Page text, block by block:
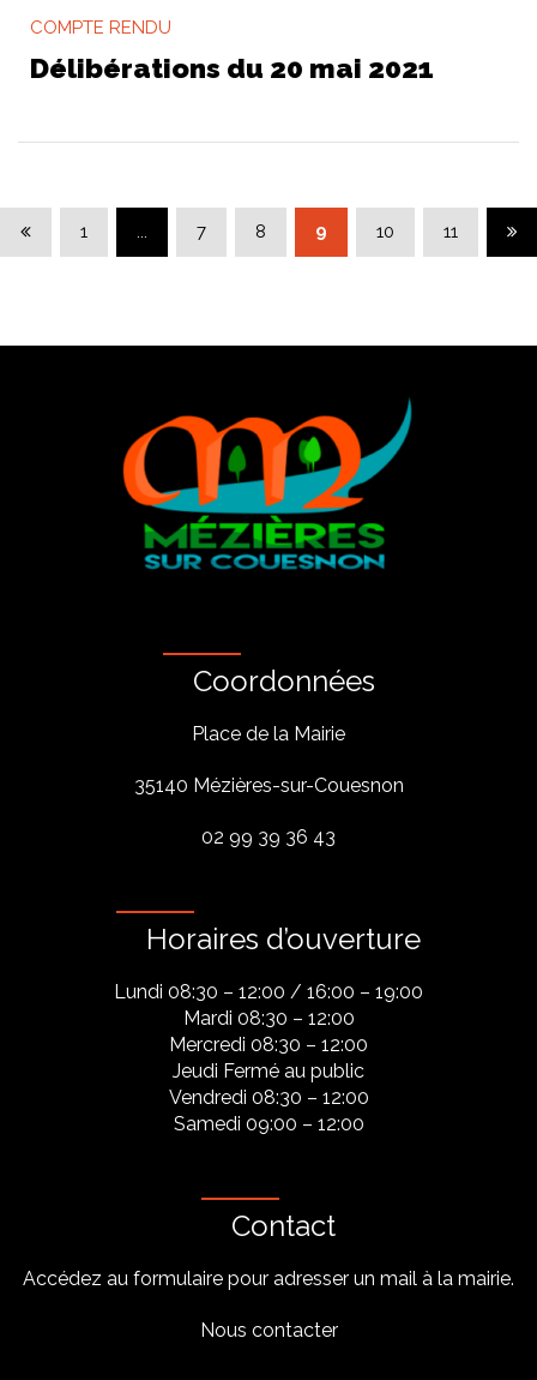
COMPTE RENDU
Délibérations du 20 mai 2021
Page précédente
1 ... 7 8 9 10 11
Coordonnées
Place de la Mairie
35140 Mézières-sur-Couesnon
02 99 39 36 43
Horaires d’ouverture
Lundi 08:30 – 12:00 / 16:00 – 19:00
Mardi 08:30 – 12:00
Mercredi 08:30 – 12:00
Jeudi Fermé au public
Vendredi 08:30 – 12:00
Samedi 09:00 – 12:00
Contact
Accédez au formulaire pour adresser un mail à la mairie.
Nous contacter